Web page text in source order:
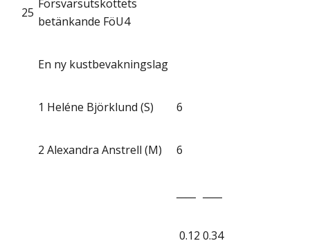
25
Försvarsutskottets
betänkande FöU4
En ny kustbevakningslag
1 Heléne Björklund (S) 6
2 Alexandra Anstrell (M) 6
0.12 0.34